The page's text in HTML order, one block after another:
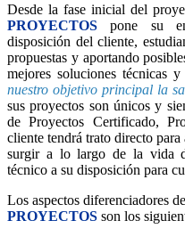
Desde la fase inicial del
PROYECTOS pone su
disposición del cliente,
propuestas y aportando
mejores soluciones técnicas
nuestro objetivo principal la
sus proyectos son únicos y
de Proyectos Certificado,
cliente tendrá trato directo
surgir a lo largo de la vida
técnico a su disposición para
Los aspectos diferenciadores de
PROYECTOS son los